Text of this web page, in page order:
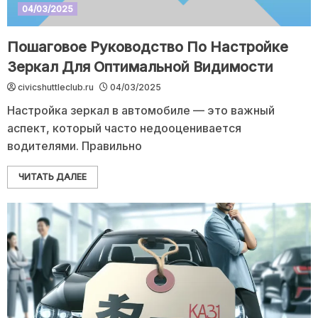
04/03/2025
Пошаговое Руководство По Настройке
Зеркал Для Оптимальной Видимости
civicshuttleclub.ru 04/03/2025
Настройка зеркал в автомобиле — это важный
аспект, который часто недооценивается
водителями. Правильно
ЧИТАТЬ ДАЛЕЕ